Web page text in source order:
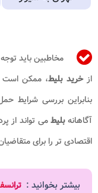
مخاطبین باید
ازخرید بلیط، ممکن است
بنابراین بررسی شرایط
آگاهانهبلیطمی تواند از
اقتصادی تر را برای
بیشتر بخوانید :